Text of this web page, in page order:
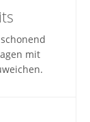
mit